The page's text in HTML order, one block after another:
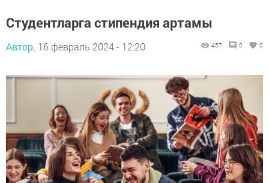
Студентларга стипендия артамы
Автор, 16 февраль 2024 - 12:20 457 0 0